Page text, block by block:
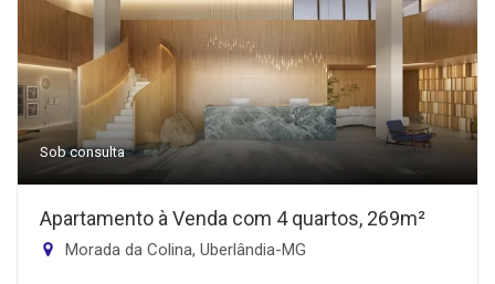
Sob consulta
Apartamento à Venda com 4 quartos, 269m²
Morada da Colina, Uberlândia-MG